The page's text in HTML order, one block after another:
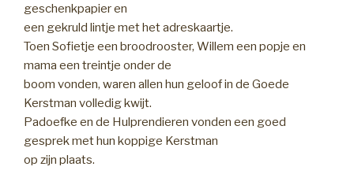
geschenkpapier en
een gekruld lintje met het adreskaartje.
Toen Sofietje een broodrooster, Willem een popje en
mama een treintje onder de
boom vonden, waren allen hun geloof in de Goede
Kerstman volledig kwijt.
Padoefke en de Hulprendieren vonden een goed
gesprek met hun koppige Kerstman
op zijn plaats.